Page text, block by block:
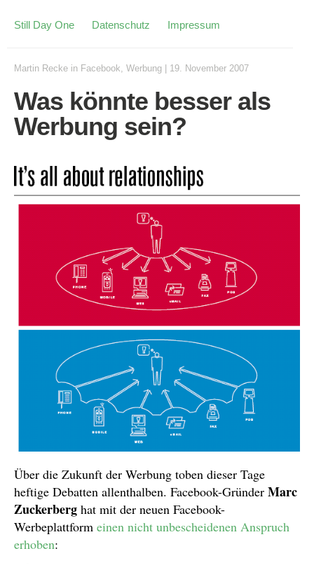
Still Day One Datenschutz Impressum
Martin Recke in Facebook, Werbung 19. November 2007
Was könnte besser als
Werbung sein?
Über die Zukunft der Werbung toben dieser Tage
heftige Debatten allenthalben. Facebook-Gründer Marc
Zuckerberg hat mit der neuen Facebook-
Werbeplattform einen nicht unbescheidenen Anspruch
erhoben: